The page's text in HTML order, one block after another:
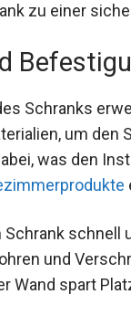
zu einer
Schranks
um den
was den
Schrank
und
Wand spart